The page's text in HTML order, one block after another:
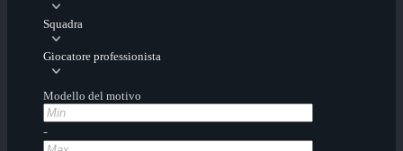
Squadra
Giocatore professionista
Modello del motivo
-